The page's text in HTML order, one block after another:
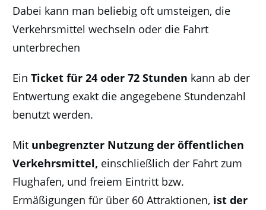
Dabei kann man beliebig oft umsteigen, die
Verkehrsmittel wechseln oder die Fahrt
unterbrechen
Ein Ticket für 24 oder 72 Stunden kann ab der
Entwertung exakt die angegebene Stundenzahl
benutzt werden.
Mit unbegrenzter Nutzung der öffentlichen
Verkehrsmittel, einschließlich der Fahrt zum
Flughafen, und freiem Eintritt bzw.
Ermäßigungen für über 60 Attraktionen, ist der